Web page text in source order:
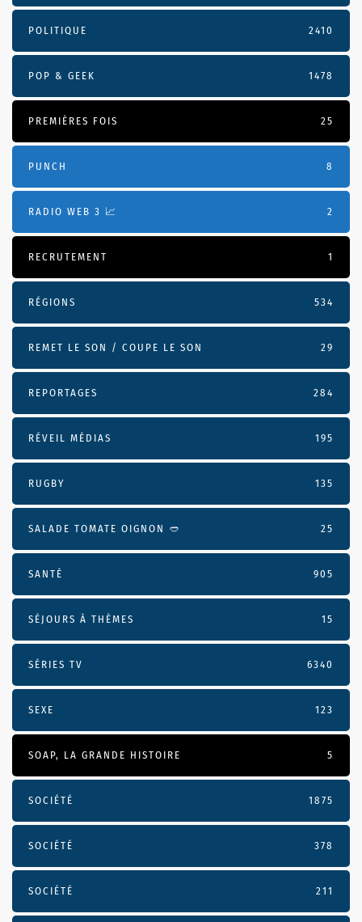
POLITIQUE 2410
POP & GEEK 1478
PREMIÈRES FOIS 25
PUNCH 8
RADIO WEB 3 📈 2
RECRUTEMENT 1
RÉGIONS 534
REMET LE SON / COUPE LE SON 29
REPORTAGES 284
RÉVEIL MÉDIAS 195
RUGBY 135
SALADE TOMATE OIGNON 🥙 25
SANTÉ 905
SÉJOURS À THÈMES 15
SÉRIES TV 6340
SEXE 123
SOAP, LA GRANDE HISTOIRE 5
SOCIÉTÉ 1875
SOCIÉTÉ 378
SOCIÉTÉ 211